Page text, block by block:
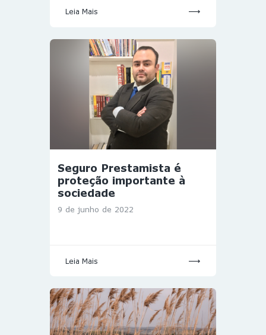
Leia Mais
Seguro Prestamista é
proteção importante à
sociedade
9 de junho de 2022
Leia Mais